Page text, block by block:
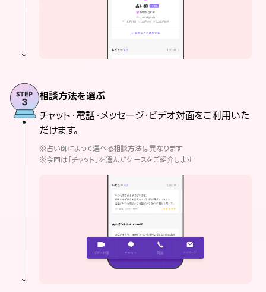
相談方法を選ぶ
チャット・電話・メッセージ・ビデオ対面をご利用いた
だけます。
※占い師によって選べる相談方法は異なります
※今回は「チャット」を選んだケースをご紹介します